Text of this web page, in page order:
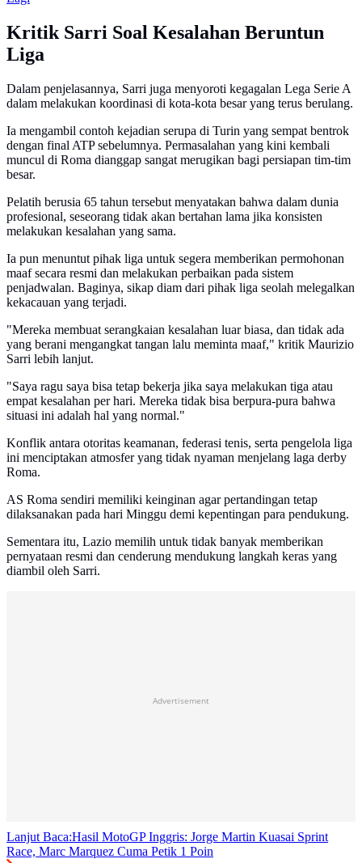
Kritik Sarri Soal Kesalahan Beruntun
Liga
Dalam penjelasannya, Sarri juga menyoroti kegagalan Lega Serie A
dalam melakukan koordinasi di kota-kota besar yang terus berulang.
Ia mengambil contoh kejadian serupa di Turin yang sempat bentrok
dengan final ATP sebelumnya. Permasalahan yang kini kembali
muncul di Roma dianggap sangat merugikan bagi persiapan tim-tim
besar.
Pelatih berusia 65 tahun tersebut menyatakan bahwa dalam dunia
profesional, seseorang tidak akan bertahan lama jika konsisten
melakukan kesalahan yang sama.
Ia pun menuntut pihak liga untuk segera memberikan permohonan
maaf secara resmi dan melakukan perbaikan pada sistem
penjadwalan. Baginya, sikap diam dari pihak liga seolah melegalkan
kekacauan yang terjadi.
"Mereka membuat serangkaian kesalahan luar biasa, dan tidak ada
yang berani mengangkat tangan lalu meminta maaf," kritik Maurizio
Sarri lebih lanjut.
"Saya ragu saya bisa tetap bekerja jika saya melakukan tiga atau
empat kesalahan per hari. Mereka tidak bisa berpura-pura bahwa
situasi ini adalah hal yang normal."
Konflik antara otoritas keamanan, federasi tenis, serta pengelola liga
ini menciptakan atmosfer yang tidak nyaman menjelang laga derby
Roma.
AS Roma sendiri memiliki keinginan agar pertandingan tetap
dilaksanakan pada hari Minggu demi kepentingan para pendukung.
Sementara itu, Lazio memilih untuk tidak banyak memberikan
pernyataan resmi dan cenderung mendukung langkah keras yang
diambil oleh Sarri.
Advertisement
Lanjut Baca:Hasil MotoGP Inggris: Jorge Martin Kuasai Sprint
Race, Marc Marquez Cuma Petik 1 Poin